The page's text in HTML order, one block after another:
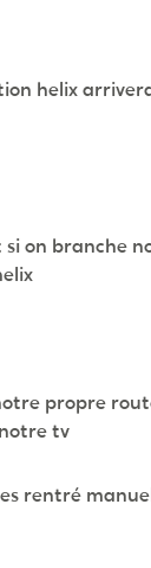
helix
si on branche
propre
tv
rentré